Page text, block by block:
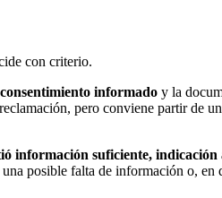
con criterio.
consentimiento informado y la
pero conviene partir de
suficiente, indicación
posible falta de información o, en